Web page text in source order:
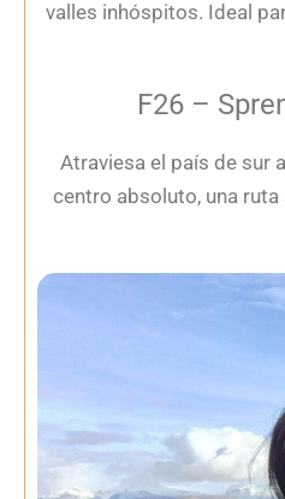
valles inhóspitos. Ideal
F26 –
Atraviesa el país de sur
centro absoluto, una